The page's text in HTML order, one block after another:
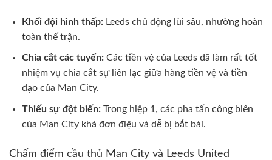
Khối đội hình thấp:Leeds chủ động lùi sâu, nhường hoàn
toàn thế trận.
Chia cắt các tuyến:Các tiền vệ của Leeds đã làm rất tốt
nhiệm vụ chia cắt sự liên lạc giữa hàng tiền vệ và tiền
đạo của Man City.
Thiếu sự đột biến:Trong hiệp 1, các pha tấn công biên
của Man City khá đơn điệu và dễ bị bắt bài.
Chấm điểm cầu thủ Man City và Leeds United